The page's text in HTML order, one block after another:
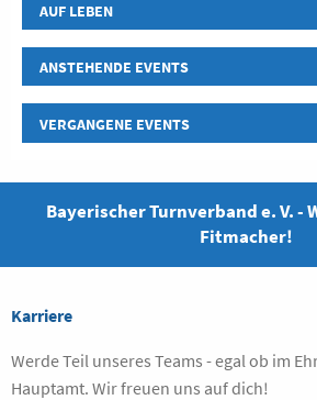
AUF LEBEN
ANSTEHENDE EVENTS
VERGANGENE EVENTS
Bayerischer Turnverband e. V. -
Fitmacher!
Karriere
Werde Teil unseres Teams - egal ob im
Hauptamt. Wir freuen uns auf dich!